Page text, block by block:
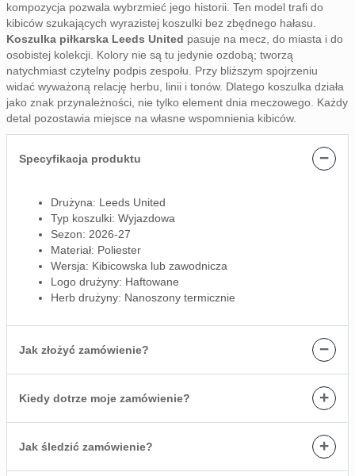
kompozycja pozwala wybrzmieć jego historii. Ten model trafi do
kibiców szukających wyrazistej koszulki bez zbędnego hałasu.
Koszulka piłkarska Leeds United pasuje na mecz, do miasta i do
osobistej kolekcji. Kolory nie są tu jedynie ozdobą; tworzą
natychmiast czytelny podpis zespołu. Przy bliższym spojrzeniu
widać wyważoną relację herbu, linii i tonów. Dlatego koszulka działa
jako znak przynależności, nie tylko element dnia meczowego. Każdy
detal pozostawia miejsce na własne wspomnienia kibiców.
Specyfikacja produktu −
Drużyna: Leeds United
Typ koszulki: Wyjazdowa
Sezon: 2026-27
Materiał: Poliester
Wersja: Kibicowska lub zawodnicza
Logo drużyny: Haftowane
Herb drużyny: Nanoszony termicznie
Jak złożyć zamówienie? −
Kiedy dotrze moje zamówienie? +
Jak śledzić zamówienie? +